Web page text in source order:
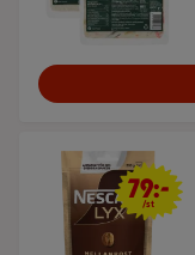
79 kr/st
79:-
/st